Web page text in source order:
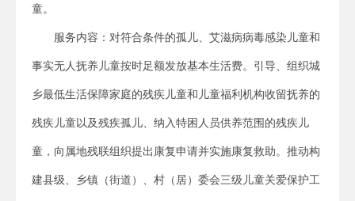
童。
服务内容：对符合条件的孤儿、艾滋病病毒感染儿童和
事实无人抚养儿童按时足额发放基本生活费。引导、组织城
乡最低生活保障家庭的残疾儿童和儿童福利机构收留抚养的
残疾儿童以及残疾孤儿、纳入特困人员供养范围的残疾儿
童，向属地残联组织提出康复申请并实施康复救助。推动构
建县级、乡镇（街道）、村（居）委会三级儿童关爱保护工